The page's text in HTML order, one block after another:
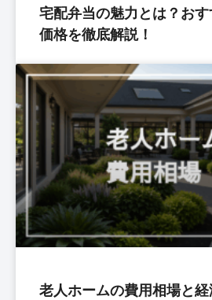
宅配弁当の魅力とは？お
価格を徹底解説！
老人ホームの費用相場と